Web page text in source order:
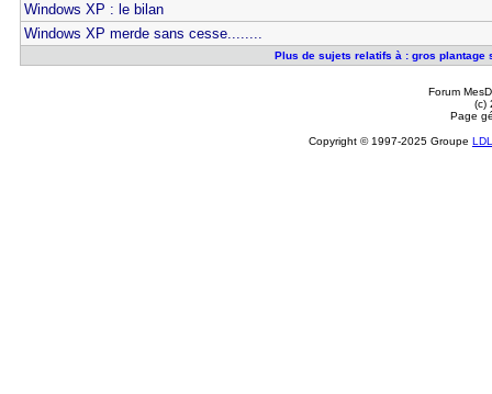
Windows XP : le bilan
Windows XP merde sans cesse........
Plus de sujets relatifs à : gros plantage
Forum
(c)
Page
Copyright © 1997-2025 Groupe